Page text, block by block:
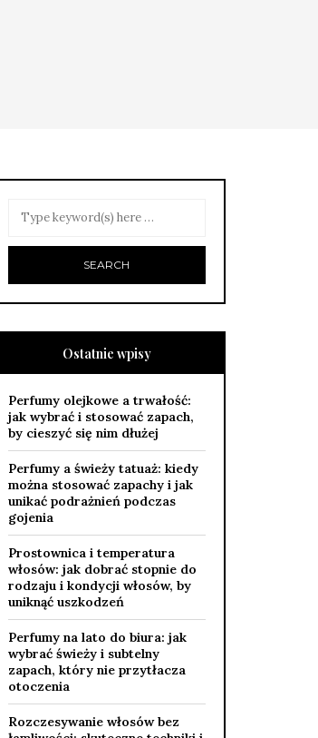
Ostatnie wpisy
Perfumy olejkowe a trwałość:
jak wybrać i stosować zapach,
by cieszyć się nim dłużej
Perfumy a świeży tatuaż: kiedy
można stosować zapachy i jak
unikać podrażnień podczas
gojenia
Prostownica i temperatura
włosów: jak dobrać stopnie do
rodzaju i kondycji włosów, by
uniknąć uszkodzeń
Perfumy na lato do biura: jak
wybrać świeży i subtelny
zapach, który nie przytłacza
otoczenia
Rozczesywanie włosów bez